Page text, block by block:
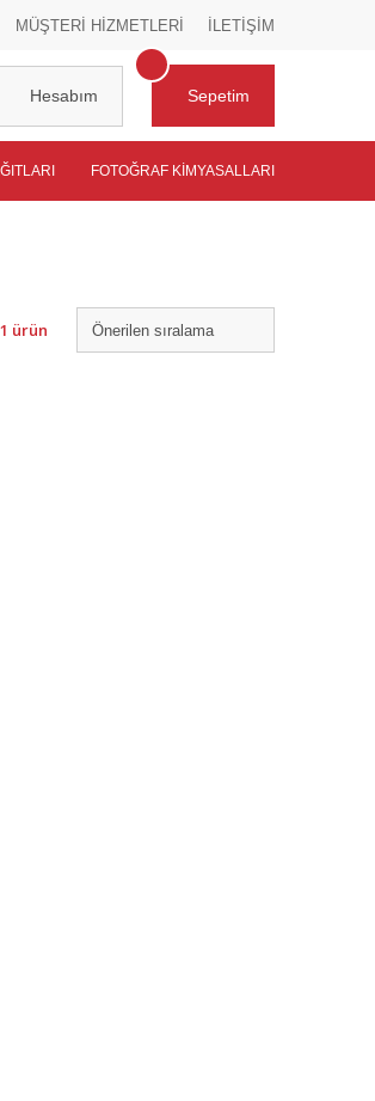
MÜŞTERİ HİZMETLERİ İLETİŞİM
Hesabım Sepetim
FOTOĞRAF KIMYASALLARI
ürün